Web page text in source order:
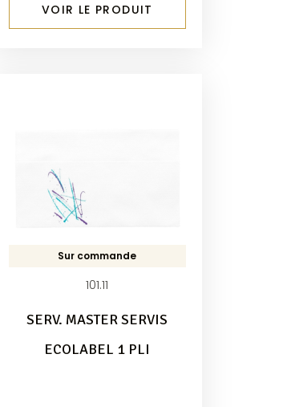
VOIR LE PRODUIT
Sur commande
101.11
SERV. MASTER SERVIS
ECOLABEL 1 PLI